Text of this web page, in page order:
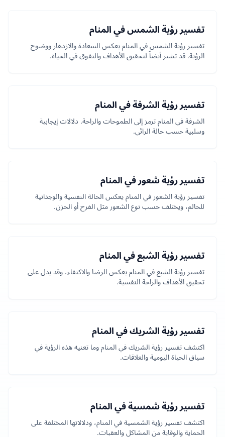
تفسير رؤية الشمس في المنام
تفسير رؤية الشمس في المنام يعكس السعادة والازدهار ووضوح
الرؤية. قد تشير أيضاً لتحقيق الأهداف والتفوق في الحياة.
تفسير رؤية الشرفة في المنام
الشرفة في المنام ترمز إلى الطموحات والراحة. دلالات إيجابية
وسلبية حسب حالة الرائي.
تفسير رؤية شعور في المنام
تفسير رؤية الشعور في المنام يعكس الحالة النفسية والوجدانية
للحالم، ويختلف حسب نوع الشعور مثل الفرح أو الحزن.
تفسير رؤية الشبع في المنام
تفسير رؤية الشبع في المنام يعكس الرضا والاكتفاء، وقد يدل على
تحقيق الأهداف والراحة النفسية.
تفسير رؤية الشريك في المنام
اكتشف تفسير رؤية الشريك في المنام وما تعنيه هذه الرؤية في
سياق الحياة اليومية والعلاقات.
تفسير رؤية شمسية في المنام
اكتشف تفسير رؤية الشمسية في المنام، ودلالاتها المختلفة على
الحماية والوقاية من المشاكل والعقبات.